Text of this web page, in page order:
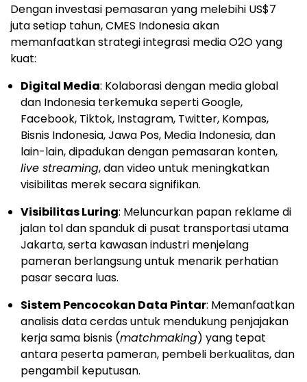
Dengan investasi pemasaran yang melebihi US$7
juta setiap tahun, CMES Indonesia akan
memanfaatkan strategi integrasi media O2O yang
kuat:
Digital Media: Kolaborasi dengan media global
dan Indonesia terkemuka seperti Google,
Facebook, Tiktok, Instagram, Twitter, Kompas,
Bisnis Indonesia, Jawa Pos, Media Indonesia, dan
lain-lain, dipadukan dengan pemasaran konten,
live streaming, dan video untuk meningkatkan
visibilitas merek secara signifikan.
Visibilitas Luring: Meluncurkan papan reklame di
jalan tol dan spanduk di pusat transportasi utama
Jakarta, serta kawasan industri menjelang
pameran berlangsung untuk menarik perhatian
pasar secara luas.
Sistem Pencocokan Data Pintar: Memanfaatkan
analisis data cerdas untuk mendukung penjajakan
kerja sama bisnis (matchmaking) yang tepat
antara peserta pameran, pembeli berkualitas, dan
pengambil keputusan.